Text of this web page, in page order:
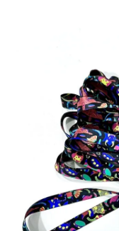
Qualidade
Sem
Design sem
Compre